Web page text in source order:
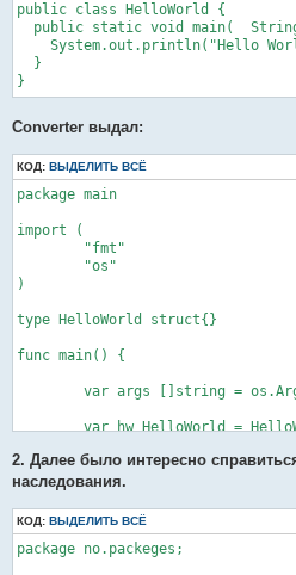
public class HelloWorld {
public static void main(
System.out.println("Hello
  }
}
Converter выдал:
КОД: ВЫДЕЛИТЬ ВСЁ
package main
import (
)
type HelloWorld struct{}
func main() {
}
func (helloWorld *HelloWorld)
	fmt.Println("Hello World")
}
2. Далее было интересно
наследования.
КОД: ВЫДЕЛИТЬ ВСЁ
package no.packeges;